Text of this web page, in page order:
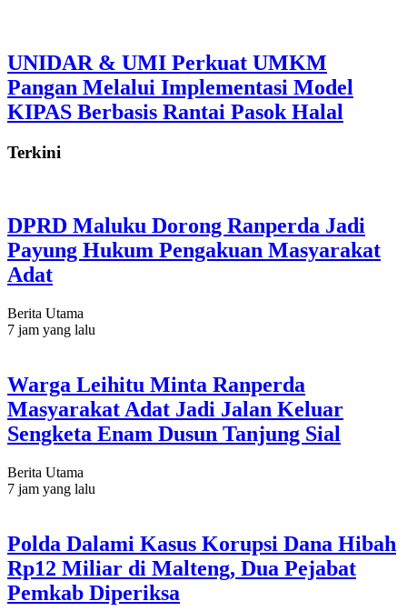
UNIDAR & UMI Perkuat UMKM
Pangan Melalui Implementasi Model
KIPAS Berbasis Rantai Pasok Halal
Terkini
DPRD Maluku Dorong Ranperda Jadi
Payung Hukum Pengakuan Masyarakat
Adat
Berita Utama
7 jam yang lalu
Warga Leihitu Minta Ranperda
Masyarakat Adat Jadi Jalan Keluar
Sengketa Enam Dusun Tanjung Sial
Berita Utama
7 jam yang lalu
Polda Dalami Kasus Korupsi Dana Hibah
Rp12 Miliar di Malteng, Dua Pejabat
Pemkab Diperiksa